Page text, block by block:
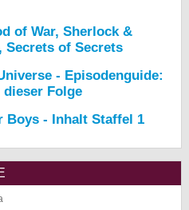
of War, Sherlock &
Secrets of Secrets
- Episodenguide:
Folge
Boys - Inhalt Staffel 1